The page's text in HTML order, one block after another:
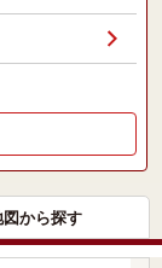
図から探す